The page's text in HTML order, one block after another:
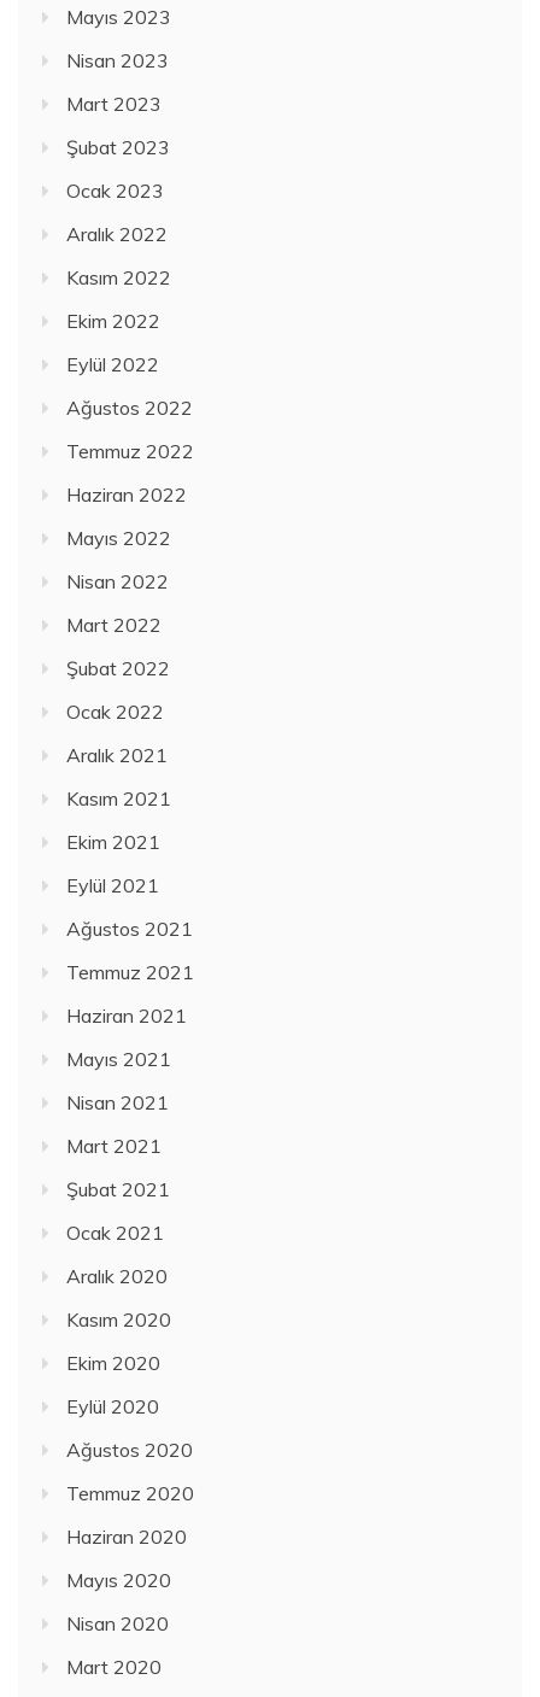
Mayıs 2023
Nisan 2023
Mart 2023
Şubat 2023
Ocak 2023
Aralık 2022
Kasım 2022
Ekim 2022
Eylül 2022
Ağustos 2022
Temmuz 2022
Haziran 2022
Mayıs 2022
Nisan 2022
Mart 2022
Şubat 2022
Ocak 2022
Aralık 2021
Kasım 2021
Ekim 2021
Eylül 2021
Ağustos 2021
Temmuz 2021
Haziran 2021
Mayıs 2021
Nisan 2021
Mart 2021
Şubat 2021
Ocak 2021
Aralık 2020
Kasım 2020
Ekim 2020
Eylül 2020
Ağustos 2020
Temmuz 2020
Haziran 2020
Mayıs 2020
Nisan 2020
Mart 2020